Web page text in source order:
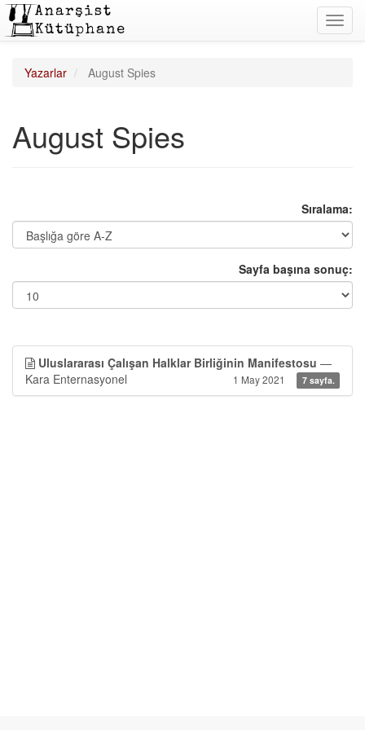
Yazarlar August Spies
August Spies
Sıralama:
Sayfa başına sonuç:
Uluslararası Çalışan Halklar Birliğinin Manifestosu —
Kara Enternasyonel
1 May 2021 7 sayfa.